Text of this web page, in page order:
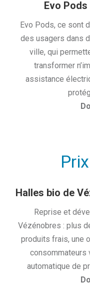
Evo
Evo Pods, ce sont
des usagers dans
ville, qui
transformer
assistance
Halles bio de
Reprise et
Vézénobres : plus
produits frais, une
consommateurs
automatique de